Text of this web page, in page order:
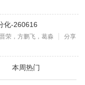
化-260616
荣，方鹏飞，葛淼
分享
本周热门